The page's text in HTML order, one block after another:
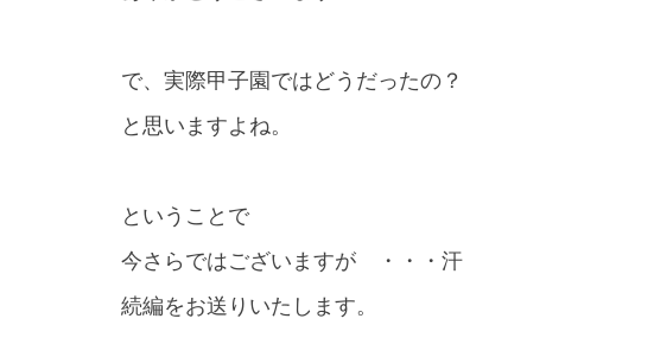
で、実際甲子園ではどうだったの？
と思いますよね。
ということで
今さらではございますが ・・・汗
続編をお送りいたします。